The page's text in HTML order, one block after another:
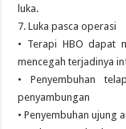
luka.
7. Luka pasca operasi
• Terapi HBO dapat
mencegah terjadinya
• Penyembuhan
penyambungan
• Penyembuhan ujung